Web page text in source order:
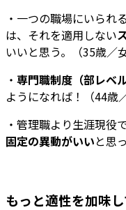
・一つの職場にいられ
は、それを適用しない
いいと思う。（35歳／
・ 専門職制度（部レベ
ようになれば！（44歳
・管理職より生涯現役
固定の異動がいいと思
もっと適性を加味